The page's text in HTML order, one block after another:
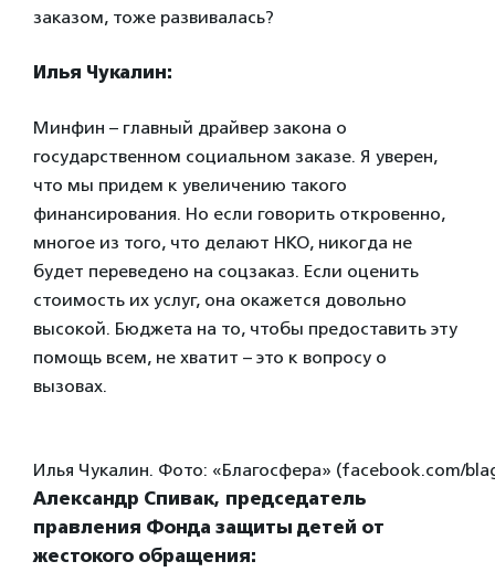
заказом, тоже развивалась?
Илья Чукалин:
Минфин – главный драйвер закона о
государственном социальном заказе. Я уверен,
что мы придем к увеличению такого
финансирования. Но если говорить откровенно,
многое из того, что делают НКО, никогда не
будет переведено на соцзаказ. Если оценить
стоимость их услуг, она окажется довольно
высокой. Бюджета на то, чтобы предоставить эту
помощь всем, не хватит – это к вопросу о
вызовах.
Илья Чукалин. Фото: «Благосфера» (facebook.com/
Александр Спивак, председатель
правления Фонда защиты детей от
жестокого обращения: